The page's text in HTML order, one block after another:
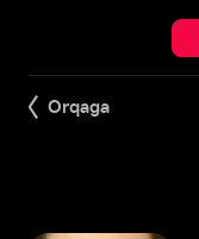
Orqaga